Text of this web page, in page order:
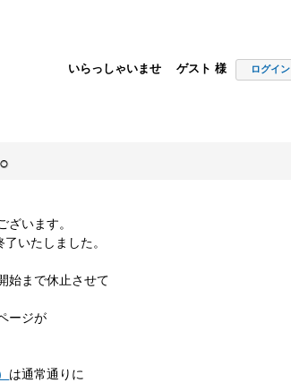
いらっしゃいませ ゲスト 様 ログイン
います。
いたしました。
始まで休止させて
ージが
は通常通りに